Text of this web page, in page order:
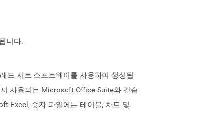
니다.
드 시트 소프트웨어를 사용하여 생성됩
사용되는 Microsoft Office Suite와 같습
Excel, 숫자 파일에는 테이블, 차트 및